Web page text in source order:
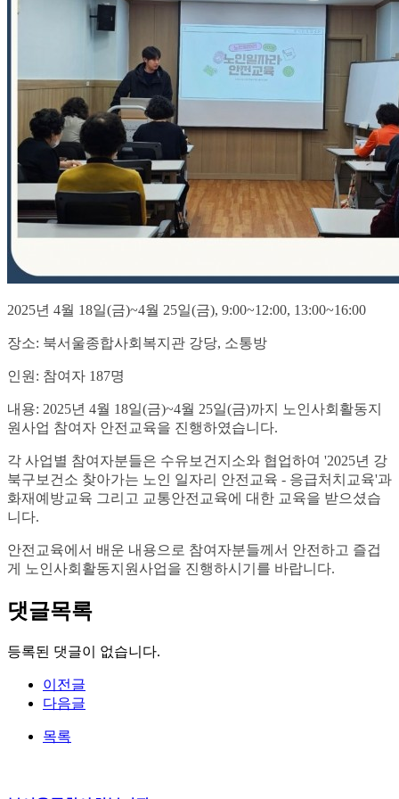
2025년 4월 18일(금)~4월 25일(금), 9:00~12:00, 13:00~16:00
장소: 북서울종합사회복지관 강당, 소통방
인원: 참여자 187명
내용: 2025년 4월 18일(금)~4월 25일(금)까지 노인사회활동지
원사업 참여자 안전교육을 진행하였습니다.
각 사업별 참여자분들은 수유보건지소와 협업하여 '2025년 강
북구보건소 찾아가는 노인 일자리 안전교육 - 응급처치교육'과
화재예방교육 그리고 교통안전교육에 대한 교육을 받으셨습
니다.
안전교육에서 배운 내용으로 참여자분들께서 안전하고 즐겁
게 노인사회활동지원사업을 진행하시기를 바랍니다.
댓글목록
등록된 댓글이 없습니다.
이전글
다음글
목록